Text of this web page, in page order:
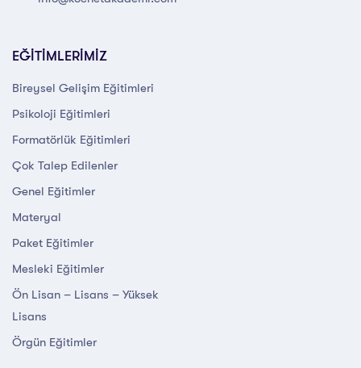
EĞİTİMLERİMİZ
Bireysel Gelişim Eğitimleri
Psikoloji Eğitimleri
Formatörlük Eğitimleri
Çok Talep Edilenler
Genel Eğitimler
Materyal
Paket Eğitimler
Mesleki Eğitimler
Ön Lisan – Lisans – Yüksek
Lisans
Örgün Eğitimler